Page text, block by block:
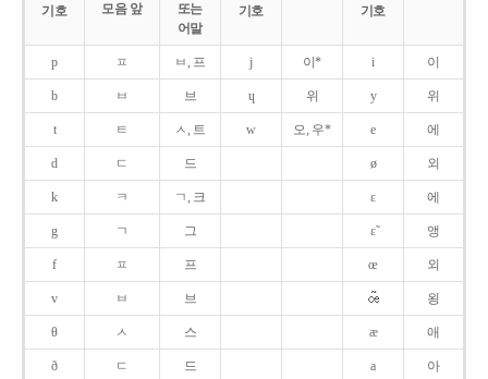
기호
기호
기호
모음 앞
또는
어말
p ㅍ ㅂ, 프 j 이* i 이
b ㅂ 브 ɥ 위 y 위
t ㅌ ㅅ, 트 w 오, 우* e 에
d ㄷ 드 ø 외
k ㅋ ㄱ, 크 ɛ 에
g ㄱ 그 ɛ̃ 앵
f ㅍ 프 œ 외
v ㅂ 브 욍
θ ㅅ 스 æ 애
ð ㄷ 드 a 아